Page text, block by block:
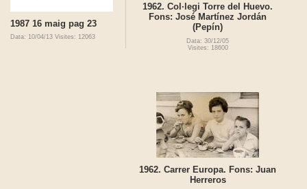
1987 16 maig pag 23
Data: 10/04/13 Visites: 12063
1962. Col·legi Torre del Huevo.
Fons: José Martínez Jordán
(Pepín)
Data: 30/12/05
Visites: 18600
1962. Carrer Europa. Fons: Juan
Herreros